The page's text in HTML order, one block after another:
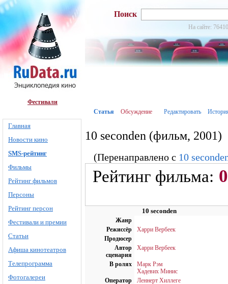
Фестивали
Главная
Новости кино
SMS-рейтинг
Фильмы
Рейтинг фильмов
Персоны
Рейтинг персон
Фестивали и премии
Статьи
Афиша кинотеатров
Телепрограмма
Фотогалереи
Поиск
На сайте:
Статья Обсуждение Редактировать
10 seconden (фильм, 2001)
(Перенаправлено с 10
Рейтинг фильма: 0
10 seconden
Жанр
Режиссёр
Харри Вербеек
Продюсер
Автор
сценария
Харри Вербеек
В ролях
Марк Рэм
Хадевих Минис
Оператор
Леннерт Хиллеге